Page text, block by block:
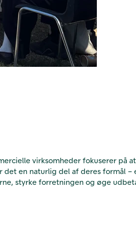
virksomheder fokuserer på
en naturlig del af deres formål –
styrke forretningen og øge